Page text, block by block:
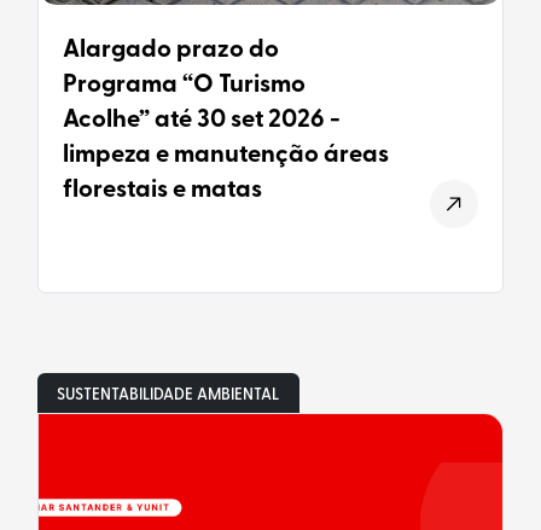
Alargado prazo do
Programa “O Turismo
Acolhe” até 30 set 2026 -
limpeza e manutenção áreas
florestais e matas
SUSTENTABILIDADE AMBIENTAL